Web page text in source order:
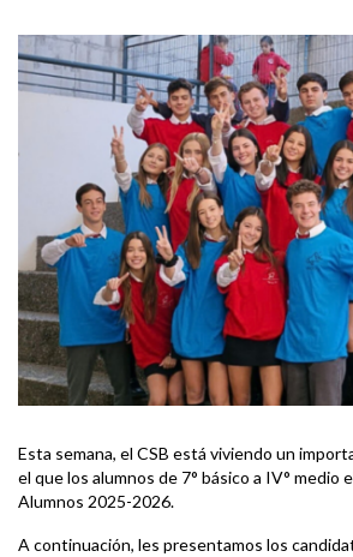
Esta semana, el CSB está viviendo un
el que los alumnos de 7° básico a IV° medio
Alumnos 2025-2026.
A continuación, les presentamos los